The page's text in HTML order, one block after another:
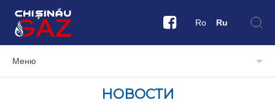
Ro Ru
Меню
НОВОСТИ